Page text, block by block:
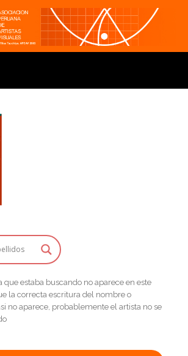
que estaba buscando no aparece en este
la correcta escritura del nombre o
no aparece, probablemente el artista no se